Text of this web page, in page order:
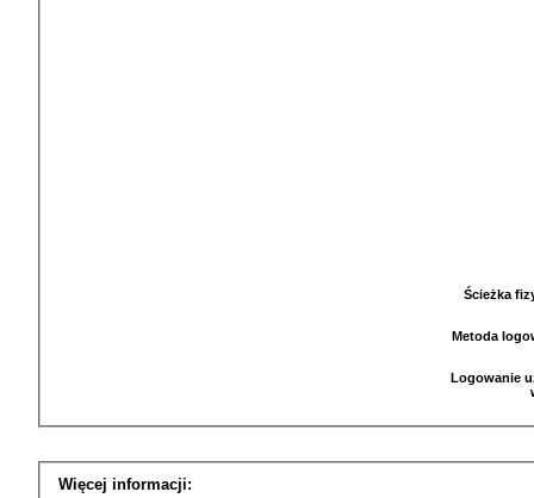
Ścieżka
Metoda
Logowanie
Więcej informacji: